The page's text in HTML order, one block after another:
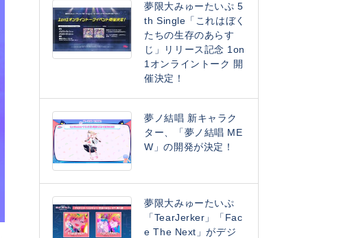
夢限大みゅーたいぷ 5
th Single「これはぼく
たちの生存のあらす
じ」リリース記念 1on
1オンライントーク 開
催決定！
夢ノ結唱 新キャラク
ター、「夢ノ結唱 ME
W」の開発が決定！
夢限大みゅーたいぷ
「TearJerker」「Fac
e The Next」がデジ